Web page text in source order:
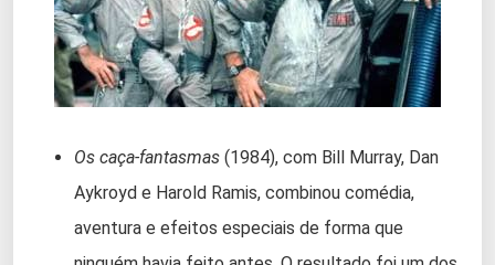
Os caça-fantasmas (1984), com Bill Murray, Dan
Aykroyd e Harold Ramis, combinou comédia,
aventura e efeitos especiais de forma que